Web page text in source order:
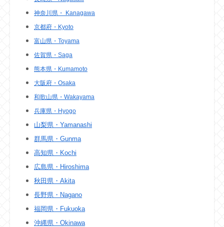
神奈川県・ Kanagawa
京都府・Kyoto
富山県・Toyama
佐賀県・Saga
熊本県・Kumamoto
大阪府・Osaka
和歌山県・Wakayama
兵庫県・Hyogo
山梨県・Yamanashi
群馬県・Gunma
高知県・Kochi
広島県・Hiroshima
秋田県・Akita
長野県・Nagano
福岡県・Fukuoka
沖縄県・Okinawa